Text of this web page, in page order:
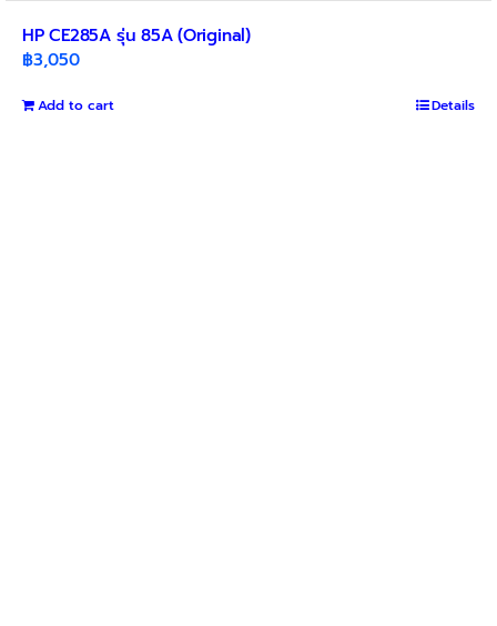
HP CE285A รุ่น 85A (Original)
฿3,050
Add to cart Details